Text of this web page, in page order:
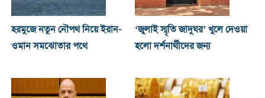
হরমুজে নতুন নৌপথ নিয়ে ইরান-
ওমান সমঝোতার পথে
‘জুলাই স্মৃতি জাদুঘর’ খুলে দেওয়া
হলো দর্শনার্থীদের জন্য